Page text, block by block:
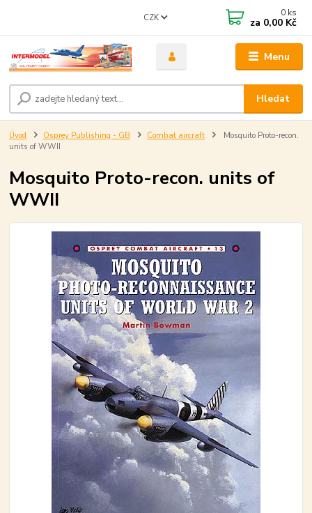
Menu
CZK
Hledat
0 ks
za 0,00 Kč
Úvod Osprey Publishing - GB Combat aircraft
Mosquito Proto-recon.
units of WWII
Mosquito Proto-recon. units of
WWII